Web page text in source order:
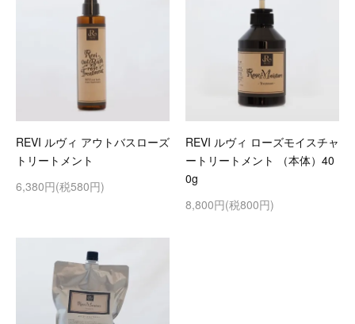
REVI ルヴィ アウトバスローズ
トリートメント
6,380円(税580円)
REVI ルヴィ ローズモイスチャ
ートリートメント （本体）40
0g
8,800円(税800円)